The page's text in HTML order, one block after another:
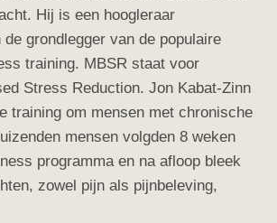
Hij is een hoogleraar
de grondlegger van de populaire
training. MBSR staat voor
Stress Reduction. Jon Kabat-Zinn
training om mensen met chronische
mensen volgden 8 weken
programma en na afloop bleek
zowel pijn als pijnbeleving,